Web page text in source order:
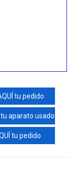
tu pedido
aparato usado
tu pedido